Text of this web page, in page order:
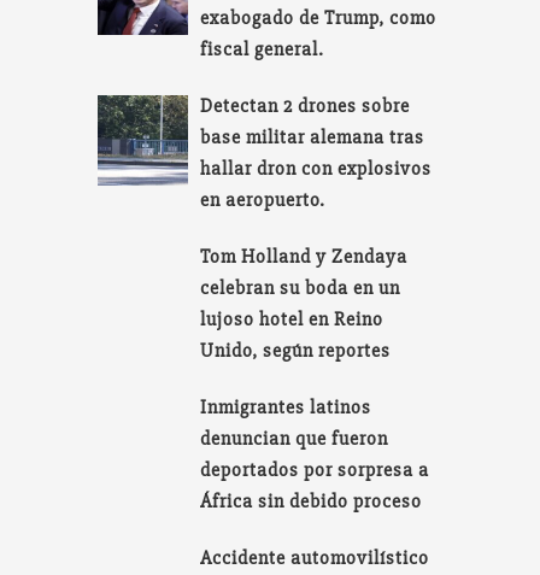
exabogado de Trump, como
fiscal general.
Detectan 2 drones sobre
base militar alemana tras
hallar dron con explosivos
en aeropuerto.
Tom Holland y Zendaya
celebran su boda en un
lujoso hotel en Reino
Unido, según reportes
Inmigrantes latinos
denuncian que fueron
deportados por sorpresa a
África sin debido proceso
Accidente automovilístico